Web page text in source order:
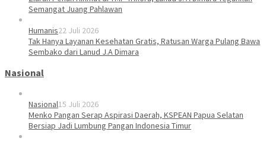
Semangat Juang Pahlawan
Humanis22 Juli 2026
Tak Hanya Layanan Kesehatan Gratis, Ratusan Warga Pulang Bawa
Sembako dari Lanud J.A Dimara
Nasional
Nasional15 Juli 2026
Menko Pangan Serap Aspirasi Daerah, KSPEAN Papua Selatan
Bersiap Jadi Lumbung Pangan Indonesia Timur